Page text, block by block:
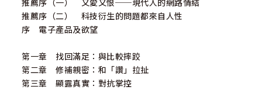
推薦序（一） 又愛又恨──現代人的網路情結
推薦序（二） 科技衍生的問題都來自人性
序 電子產品及欲望
第一章 找回滿足：與比較摔跤
第二章 修補親密：和「讚」拉扯
第三章 顯露真實：對抗掌控